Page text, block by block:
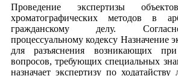
Проведение экспертизы
хроматографических методов в
гражданскому делу.
процессуальному кодексу Назначение
для разъяснения возникающих
вопросов, требующих специальных
назначает экспертизу по